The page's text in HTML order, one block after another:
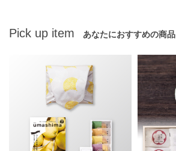
Pick up item あなたにおすすめの商品